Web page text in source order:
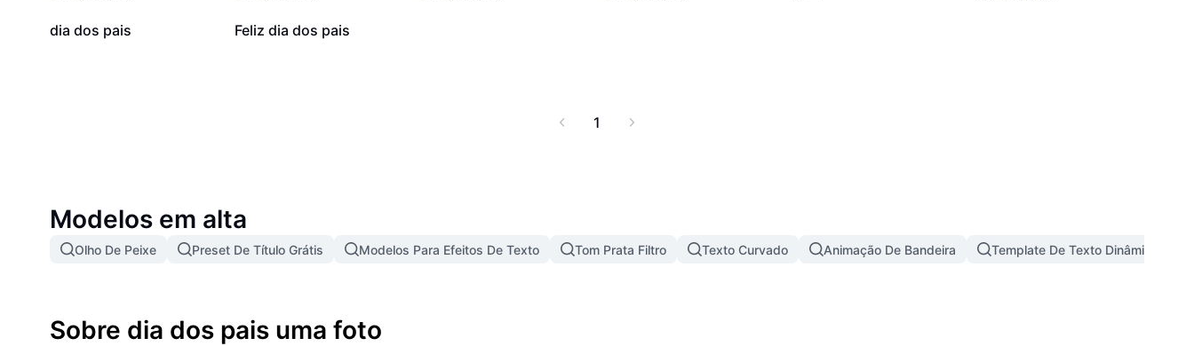
432
dia dos pais 268
Feliz dia dos pais
1
Modelos em alta
Olho De Peixe Preset De Título Grátis Modelos Para Efeitos De Texto Tom Prata Filtro Texto Curvado Animação De Bandeira Template De Texto Dinâmico
Sobre dia dos pais uma foto